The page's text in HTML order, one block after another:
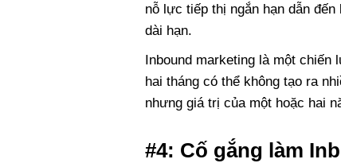
nỗ lực tiếp thị ngắn hạn dẫn
dài hạn.
Inbound marketing là một chiến
hai tháng có thể không tạo ra
nhưng giá trị của một hoặc hai
#4: Cố gắng làm